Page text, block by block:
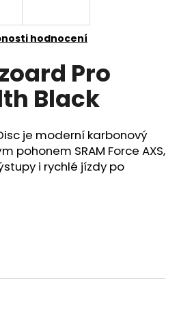
hodnocení
Pro
Black
Disc je moderní karbonový
pohonem SRAM Force AXS,
i rychlé jízdy po